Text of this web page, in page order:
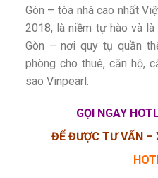
Gòn – tòa nhà cao nhất
2018, là niềm tự hào và
Gòn – nơi quy tụ quần
phòng cho thuê, căn hộ,
sao Vinpearl.
GỌI NGAY
ĐỂ ĐƯỢC TƯ VẤN –